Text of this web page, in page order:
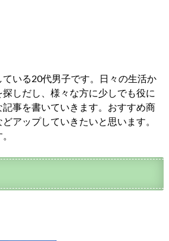
いる20代男子です。日々の生活か
しだし、様々な方に少しでも役に
事を書いていきます。おすすめ商
アップしていきたいと思います。